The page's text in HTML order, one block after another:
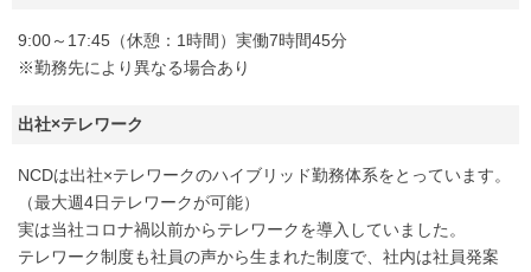
9:00～17:45（休憩：1時間）実働7時間45分
※勤務先により異なる場合あり
出社×テレワーク
NCDは出社×テレワークのハイブリッド勤務体系をとっています。
（最大週4日テレワークが可能）
実は当社コロナ禍以前からテレワークを導入していました。
テレワーク制度も社員の声から生まれた制度で、社内は社員発案